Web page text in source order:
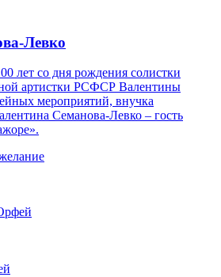
Левко
лет со дня рождения солистки
артистки РСФСР Валентины
мероприятий, внучка
Семанова-Левко – гость